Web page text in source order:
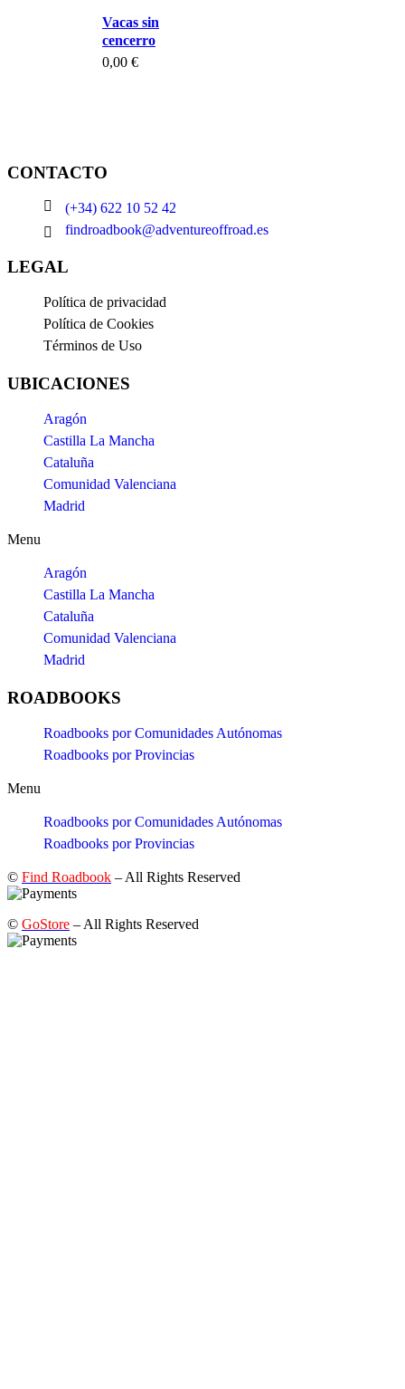
Vacas sin
cencerro
0,00 €
CONTACTO
(+34) 622 10 52 42
findroadbook@adventureoffroad.es
LEGAL
Política de privacidad
Política de Cookies
Términos de Uso
UBICACIONES
Aragón
Castilla La Mancha
Cataluña
Comunidad Valenciana
Madrid
Menu
Aragón
Castilla La Mancha
Cataluña
Comunidad Valenciana
Madrid
ROADBOOKS
Roadbooks por Comunidades Autónomas
Roadbooks por Provincias
Menu
Roadbooks por Comunidades Autónomas
Roadbooks por Provincias
© Find Roadbook – All Rights Reserved
© GoStore – All Rights Reserved